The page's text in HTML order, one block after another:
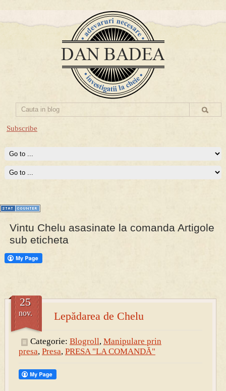
Subscribe
PRESA
Permise pentru vânătoarea de porci în costume, cu gulere albe
Prima mea carte publicata (Nemira)
Averea Presedintelui: prima lucrare despre controversatele
conturi secrete ale Securitatii.
Vintu Chelu asasinate la comanda Artigole
sub eticheta
Lepădarea de Chelu
25
nov.
Categorie: Blogroll, Manipulare prin
presa, Presa, PRESA "LA COMANDĂ"